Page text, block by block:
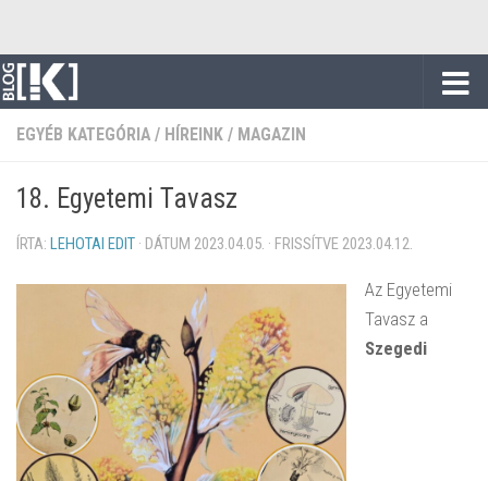
EGYÉB KATEGÓRIA / HÍREINK / MAGAZIN
18. Egyetemi Tavasz
ÍRTA: LEHOTAI EDIT · DÁTUM 2023.04.05. · FRISSÍTVE 2023.04.12.
Az Egyetemi
Tavasz a
Szegedi